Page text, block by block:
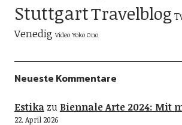
StuttgartTravelblog
Venedig Video Yoko Ono
Neueste Kommentare
Estikazu Biennale Arte 2024: Mit
22. April 2026